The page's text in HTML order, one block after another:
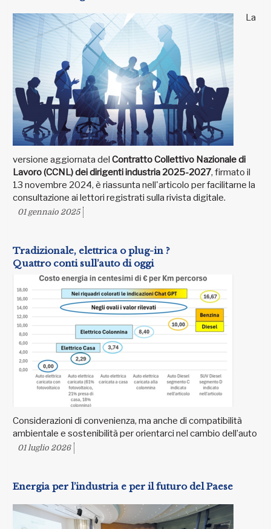
La
versione aggiornata del Contratto Collettivo Nazionale di
Lavoro (CCNL) dei dirigenti industria 2025-2027, firmato il
13 novembre 2024, è riassunta nell'articolo per facilitarne la
consultazione ai lettori registrati sulla rivista digitale.
01 gennaio 2025
Tradizionale, elettrica o plug-in ?
Quattro conti sull’auto di oggi
Considerazioni di convenienza, ma anche di compatibilità
ambientale e sostenibilità per orientarci nel cambio dell’auto
01 luglio 2026
Energia per l’industria e per il futuro del Paese